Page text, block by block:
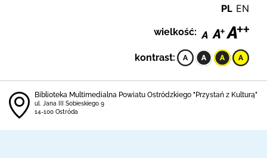
PL EN
wielkość:
kontrast:
Biblioteka Multimedialna Powiatu Ostródzkiego "Przystań z Kulturą"
ul. Jana III Sobieskiego 9
14-100 Ostróda